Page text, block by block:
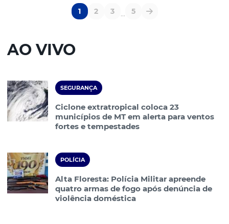
1 2 3 ... 5
AO VIVO
SEGURANÇA
Ciclone extratropical coloca 23
municípios de MT em alerta para ventos
fortes e tempestades
POLÍCIA
Alta Floresta: Polícia Militar apreende
quatro armas de fogo após denúncia de
violência doméstica